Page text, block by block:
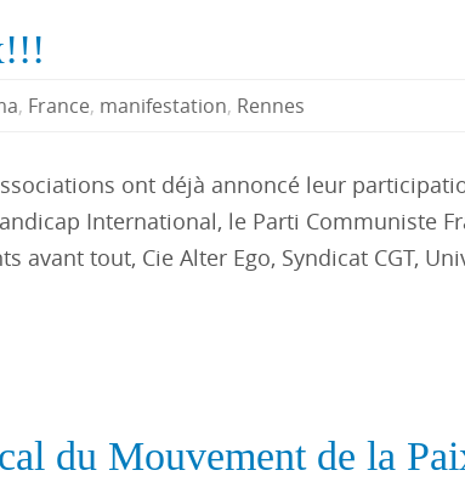
, France, manifestation, Rennes
ont déjà annoncé leur
International, le Parti Communiste
avant tout, Cie Alter Ego, Syndicat CGT,
du Mouvement de la